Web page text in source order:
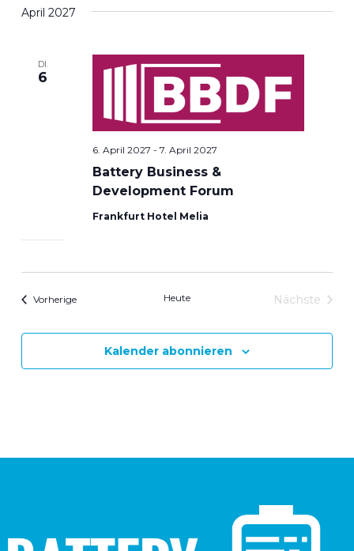
April 2027
DI.
6
Battery Business &
Development Forum
6. April 2027 - 7. April 2027
Frankfurt Hotel Melia
VorherigeVeranstaltungen Heute
Nächste
Kalender abonnieren